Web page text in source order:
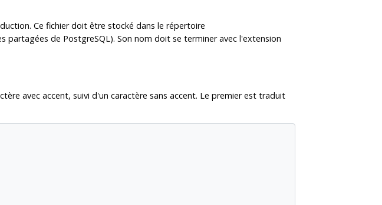
Ce fichier doit être stocké dans le répertoire
partagées de PostgreSQL). Son nom doit se terminer avec l'extension
avec accent, suivi d'un caractère sans accent. Le premier est traduit